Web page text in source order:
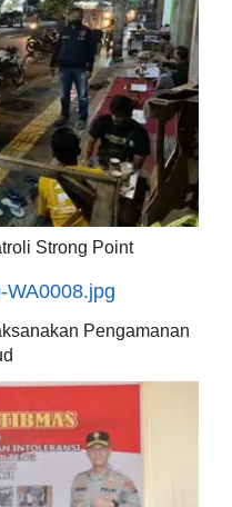
Strong Point
Pengamanan